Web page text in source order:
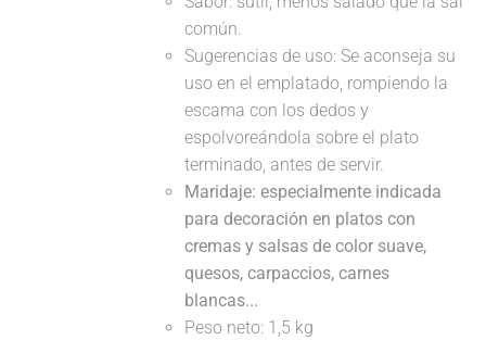
común.
Sugerencias de uso: Se aconseja su
uso en el emplatado, rompiendo la
escama con los dedos y
espolvoreándola sobre el plato
terminado, antes de servir.
Maridaje: especialmente indicada
para decoración en platos con
cremas y salsas de color suave,
quesos, carpaccios, carnes
blancas...
Peso neto: 1,5 kg